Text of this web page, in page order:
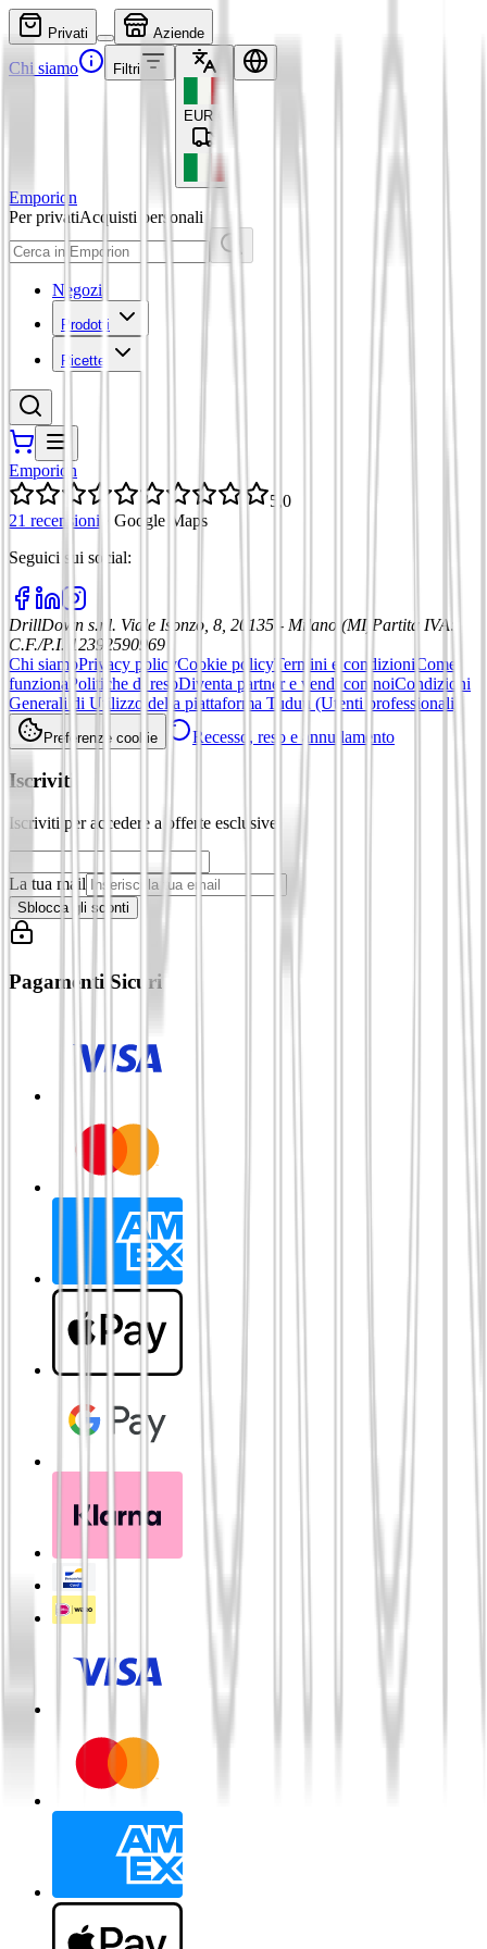
Privati Aziende
Chi siamo Filtri
EUR
Emporion
Per privatiAcquisti personali
Negozi
Prodotti
Ricette
Emporion
5,0
21 recensioni
Google Maps
Seguici sui social:
DrillDown s.r.l. Viale Isonzo, 8, 20135 - Milano (MI) Partita IVA:
C.F./P.I. 12392590969
Chi siamoPrivacy policyCookie policyTermini e condizioni Come
funziona Politiche di resoDiventa partner e vendi con noiCondizioni
Generali di Utilizzo della piattaforma Tuduu (Utenti professionali)
Preferenze cookie Recesso, reso e annullamento
Iscriviti
Iscriviti per accedere a offerte esclusive
La tua mail
Sblocca gli sconti
Pagamenti Sicuri